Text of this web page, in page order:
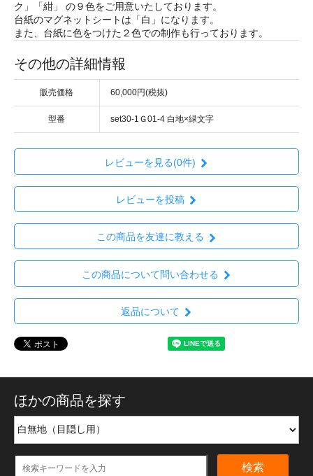
ク」「紺」 の９色をご用意いたしております。
台紙のマグネットシートは「白」になります。
また、台紙に色をつけた２色での制作も行っております。
その他の詳細情報
販売価格 60,000円(税抜)
型番 set30-1Ｇ01-4 白地×緑文字
レビューを見る(0件)
レビューを投稿
この商品を友達に教える
この商品について問い合わせる
返品について
ほかの商品を探す
検索